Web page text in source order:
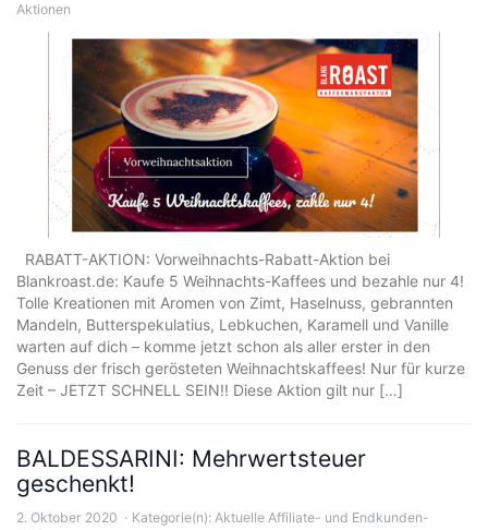
Aktionen
RABATT-AKTION: Vorweihnachts-Rabatt-Aktion bei
Blankroast.de: Kaufe 5 Weihnachts-Kaffees und bezahle nur 4!
Tolle Kreationen mit Aromen von Zimt, Haselnuss, gebrannten
Mandeln, Butterspekulatius, Lebkuchen, Karamell und Vanille
warten auf dich – komme jetzt schon als aller erster in den
Genuss der frisch gerösteten Weihnachtskaffees! Nur für kurze
Zeit – JETZT SCHNELL SEIN!! Diese Aktion gilt nur […]
BALDESSARINI: Mehrwertsteuer
geschenkt!
2. Oktober 2020 Kategorie(n): Aktuelle Affiliate- und Endkunden-